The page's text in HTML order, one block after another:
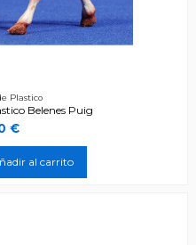
Plastico
Belenes Puig
€
al carrito